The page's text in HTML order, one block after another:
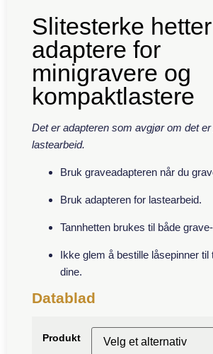
Slitesterke
adaptere for
minigravere og
kompaktlastere
Det er adapteren som avgjør om det
lastearbeid.
Bruk graveadapteren når du
Bruk adapteren for lastearbeid.
Tannhetten brukes til både
Ikke glem å bestille låsepinner til
dine.
Datablad
Produkt